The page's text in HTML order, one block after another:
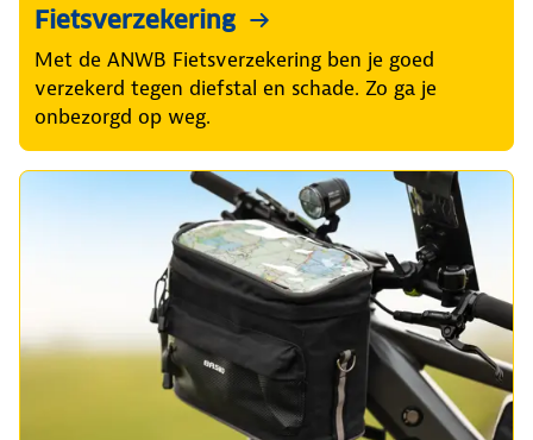
Fietsverzekering
Met de ANWB Fietsverzekering ben je goed
verzekerd tegen diefstal en schade. Zo ga je
onbezorgd op weg.